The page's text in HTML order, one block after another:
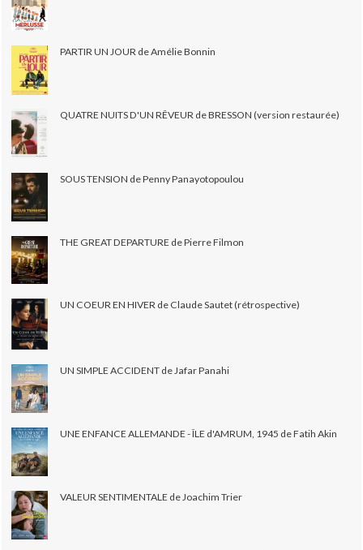
PARTIR UN JOUR de Amélie Bonnin
QUATRE NUITS D'UN RÊVEUR de BRESSON (version restaurée)
SOUS TENSION de Penny Panayotopoulou
THE GREAT DEPARTURE de Pierre Filmon
UN COEUR EN HIVER de Claude Sautet (rétrospective)
UN SIMPLE ACCIDENT de Jafar Panahi
UNE ENFANCE ALLEMANDE - ÎLE d'AMRUM, 1945 de Fatih Akin
VALEUR SENTIMENTALE de Joachim Trier